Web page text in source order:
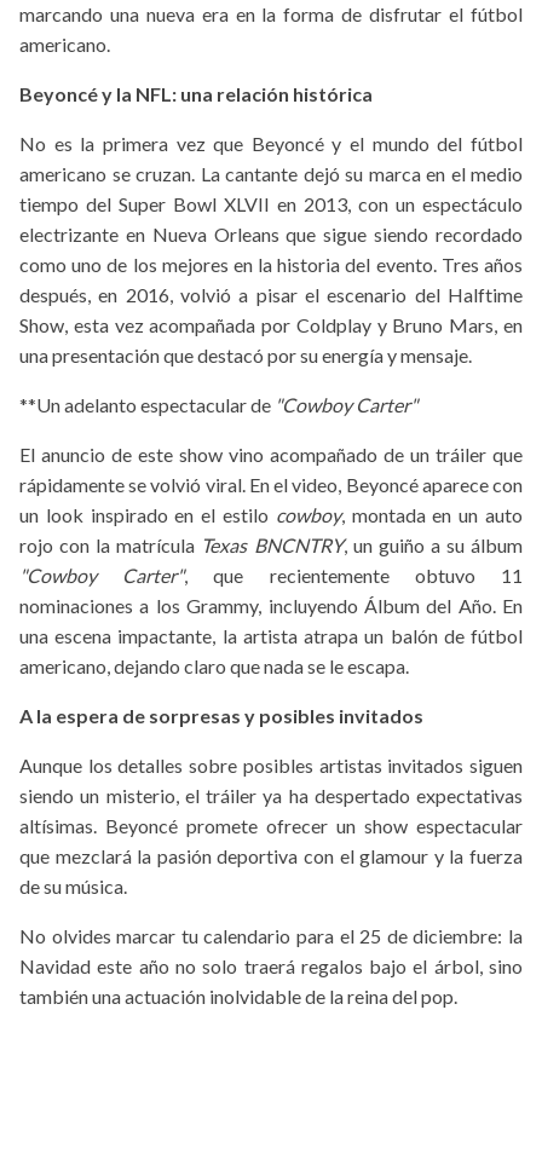
marcando una nueva era en la forma de disfrutar el fútbol
americano.
Beyoncé y la NFL: una relación histórica
No es la primera vez que Beyoncé y el mundo del fútbol
americano se cruzan. La cantante dejó su marca en el medio
tiempo del Super Bowl XLVII en 2013, con un espectáculo
electrizante en Nueva Orleans que sigue siendo recordado
como uno de los mejores en la historia del evento. Tres años
después, en 2016, volvió a pisar el escenario del Halftime
Show, esta vez acompañada por Coldplay y Bruno Mars, en
una presentación que destacó por su energía y mensaje.
**Un adelanto espectacular de "Cowboy Carter"
El anuncio de este show vino acompañado de un tráiler que
rápidamente se volvió viral. En el video, Beyoncé aparece con
un look inspirado en el estilo cowboy, montada en un auto
rojo con la matrícula Texas BNCNTRY, un guiño a su álbum
"Cowboy Carter", que recientemente obtuvo 11
nominaciones a los Grammy, incluyendo Álbum del Año. En
una escena impactante, la artista atrapa un balón de fútbol
americano, dejando claro que nada se le escapa.
A la espera de sorpresas y posibles invitados
Aunque los detalles sobre posibles artistas invitados siguen
siendo un misterio, el tráiler ya ha despertado expectativas
altísimas. Beyoncé promete ofrecer un show espectacular
que mezclará la pasión deportiva con el glamour y la fuerza
de su música.
No olvides marcar tu calendario para el 25 de diciembre: la
Navidad este año no solo traerá regalos bajo el árbol, sino
también una actuación inolvidable de la reina del pop.